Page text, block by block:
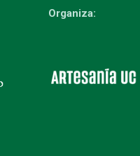
Organiza: